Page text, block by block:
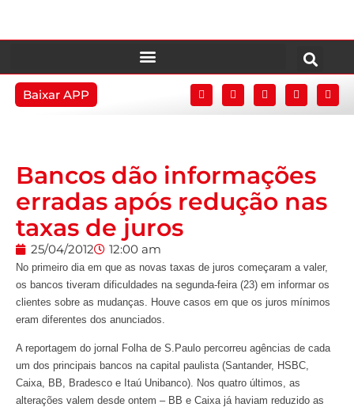
Baixar APP
Bancos dão informações
erradas após redução nas
taxas de juros
25/04/2012 12:00 am
No primeiro dia em que as novas taxas de juros começaram a valer,
os bancos tiveram dificuldades na segunda-feira (23) em informar os
clientes sobre as mudanças. Houve casos em que os juros mínimos
eram diferentes dos anunciados.
A reportagem do jornal Folha de S.Paulo percorreu agências de cada
um dos principais bancos na capital paulista (Santander, HSBC,
Caixa, BB, Bradesco e Itaú Unibanco). Nos quatro últimos, as
alterações valem desde ontem – BB e Caixa já haviam reduzido as